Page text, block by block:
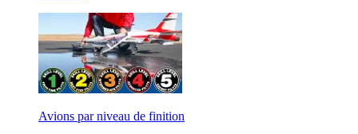
Avions par niveau de finition